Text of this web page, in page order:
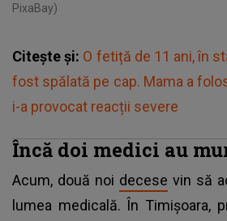
PixaBay)
Citește și: O fetiță de 11 ani, în
fost spălată pe cap. Mama a
i-a provocat reacții severe
Încă doi medici au
Acum, două noi decese vin să
lumea medicală. În Timișoara,